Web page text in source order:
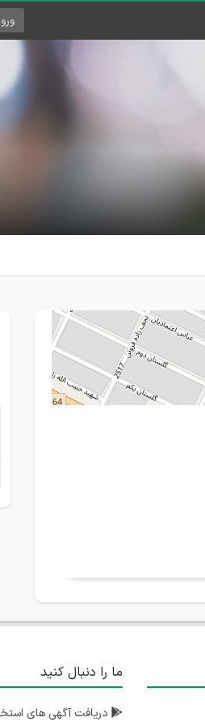
ما را دنبال کنید
دریافت آگهی های